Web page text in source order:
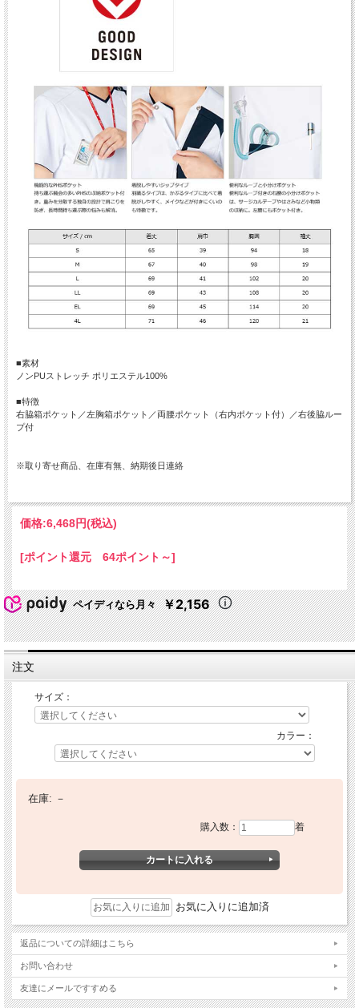
■素材
ノンPUストレッチ ポリエステル100%
■特徴
右脇箱ポケット／左胸箱ポケット／両腰ポケット（右内ポケット付）／右後脇ルー
プ付
※取り寄せ商品、在庫有無、納期後日連絡
価格:6,468円(税込)
[ポイント還元 64ポイント～]
ペイディなら月々 ￥2,156
注文
サイズ：
カラー：
在庫: －
購入数： 着
お気に入りに追加済
返品についての詳細はこちら
お問い合わせ
友達にメールですすめる